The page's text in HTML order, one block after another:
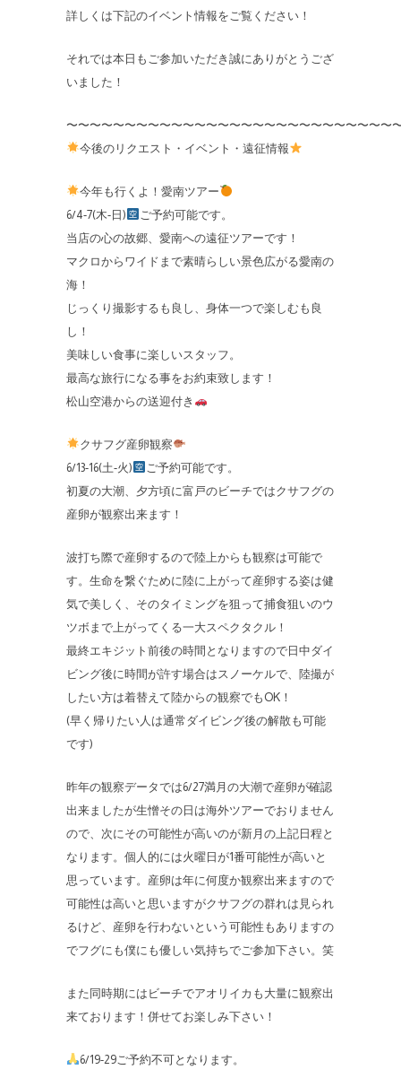
詳しくは下記のイベント情報をご覧ください！
それでは本日もご参加いただき誠にありがとうござ
いました！
〜〜〜〜〜〜〜〜〜〜〜〜〜〜〜〜〜〜〜〜〜〜〜〜〜〜〜〜
今後のリクエスト・イベント・遠征情報
今年も行くよ！愛南ツアー
6/4-7(木-日)
ご予約可能です。
当店の心の故郷、愛南への遠征ツアーです！
マクロからワイドまで素晴らしい景色広がる愛南の
海！
じっくり撮影するも良し、身体一つで楽しむも良
し！
美味しい食事に楽しいスタッフ。
最高な旅行になる事をお約束致します！
松山空港からの送迎付き
クサフグ産卵観察
6/13-16(土-火)
ご予約可能です。
初夏の大潮、夕方頃に富戸のビーチではクサフグの
産卵が観察出来ます！
波打ち際で産卵するので陸上からも観察は可能で
す。生命を繋ぐために陸に上がって産卵する姿は健
気で美しく、そのタイミングを狙って捕食狙いのウ
ツボまで上がってくる一大スペクタクル！
最終エキジット前後の時間となりますので日中ダイ
ビング後に時間が許す場合はスノーケルで、陸撮が
したい方は着替えて陸からの観察でもOK！
(早く帰りたい人は通常ダイビング後の解散も可能
です)
昨年の観察データでは6/27満月の大潮で産卵が確認
出来ましたが生憎その日は海外ツアーでおりません
ので、次にその可能性が高いのが新月の上記日程と
なります。個人的には火曜日が1番可能性が高いと
思っています。産卵は年に何度か観察出来ますので
可能性は高いと思いますがクサフグの群れは見られ
るけど、産卵を行わないという可能性もありますの
でフグにも僕にも優しい気持ちでご参加下さい。笑
また同時期にはビーチでアオリイカも大量に観察出
来ております！併せてお楽しみ下さい！
6/19-29ご予約不可となります。